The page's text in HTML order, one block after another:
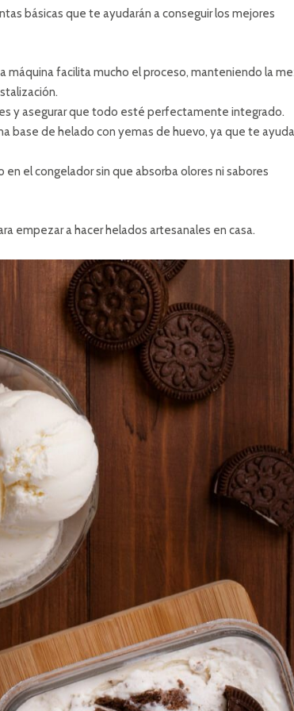
básicas que te ayudarán a conseguir los mejores
máquina facilita mucho el proceso, manteniendo la
y asegurar que todo esté perfectamente integrado.
base de helado con yemas de huevo, ya que te
en el congelador sin que absorba olores ni sabores
empezar a hacer helados artesanales en casa.